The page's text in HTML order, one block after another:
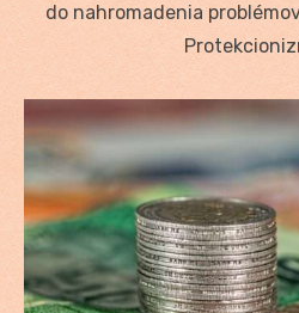
do nahromadenia